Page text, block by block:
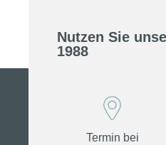
Nutzen Sie
1988
Termin bei